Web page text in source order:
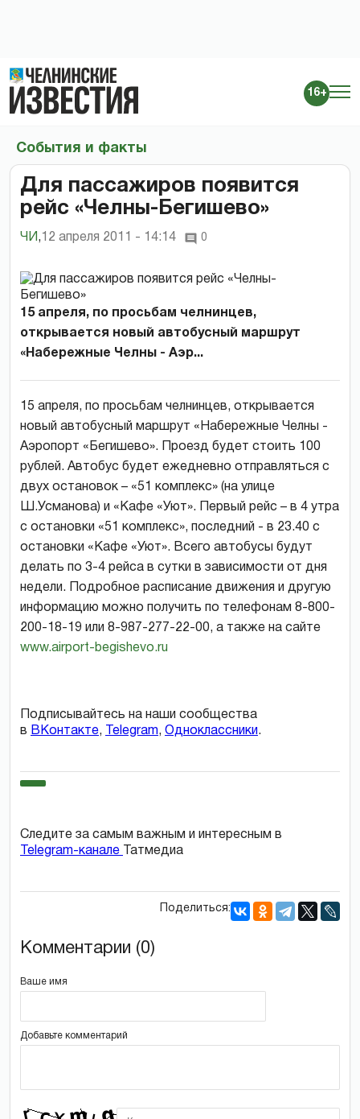
16+
События и факты
Для пассажиров появится
рейс «Челны-Бегишево»
ЧИ , 12 апреля 2011 - 14:14 0
15 апреля, по просьбам челнинцев,
открывается новый автобусный маршрут
«Набережные Челны - Аэр...
15 апреля, по просьбам челнинцев, открывается
новый автобусный маршрут «Набережные Челны -
Аэропорт «Бегишево». Проезд будет стоить 100
рублей. Автобус будет ежедневно отправляться с
двух остановок – «51 комплекс» (на улице
Ш.Усманова) и «Кафе «Уют». Первый рейс – в 4 утра
с остановки «51 комплекс», последний - в 23.40 с
остановки «Кафе «Уют». Всего автобусы будут
делать по 3-4 рейса в сутки в зависимости от дня
недели. Подробное расписание движения и другую
информацию можно получить по телефонам 8-800-
200-18-19 или 8-987-277-22-00, а также на сайте
www.airport-begishevo.ru
Подписывайтесь на наши сообщества
в ВКонтакте, Telegram, Одноклассники.
Следите за самым важным и интересным в
Telegram-канале
Татмедиа
Поделиться:
Комментарии (0)
Ваше имя
Добавьте комментарий